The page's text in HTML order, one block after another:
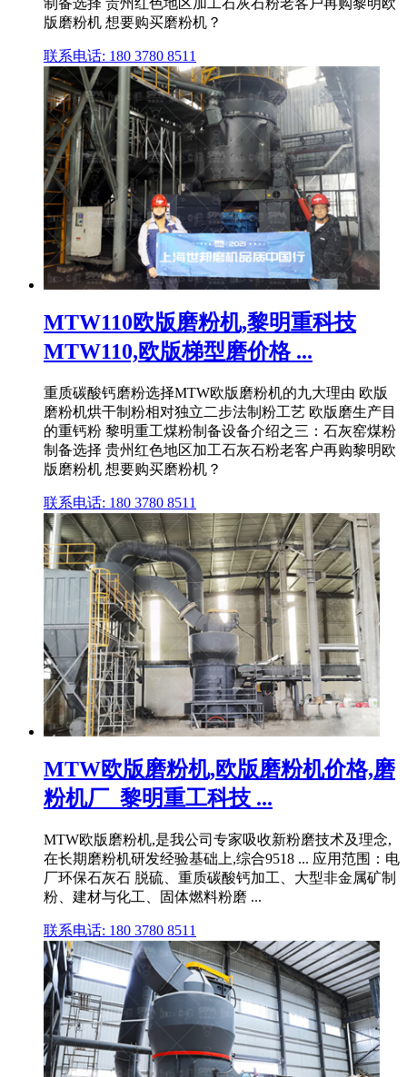
制备选择 贵州红色地区加工石灰石粉老客户再购黎明欧
版磨粉机 想要购买磨粉机？
联系电话: 180 3780 8511
MTW110欧版磨粉机,黎明重科技
MTW110,欧版梯型磨价格 ...
重质碳酸钙磨粉选择MTW欧版磨粉机的九大理由 欧版
磨粉机烘干制粉相对独立二步法制粉工艺 欧版磨生产目
的重钙粉 黎明重工煤粉制备设备介绍之三：石灰窑煤粉
制备选择 贵州红色地区加工石灰石粉老客户再购黎明欧
版磨粉机 想要购买磨粉机？
联系电话: 180 3780 8511
MTW欧版磨粉机,欧版磨粉机价格,磨
粉机厂_黎明重工科技 ...
MTW欧版磨粉机,是我公司专家吸收新粉磨技术及理念,
在长期磨粉机研发经验基础上,综合9518 ... 应用范围：电
厂环保石灰石 脱硫、重质碳酸钙加工、大型非金属矿制
粉、建材与化工、固体燃料粉磨 ...
联系电话: 180 3780 8511